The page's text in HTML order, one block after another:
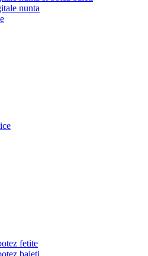
nunta
fetite
baieti